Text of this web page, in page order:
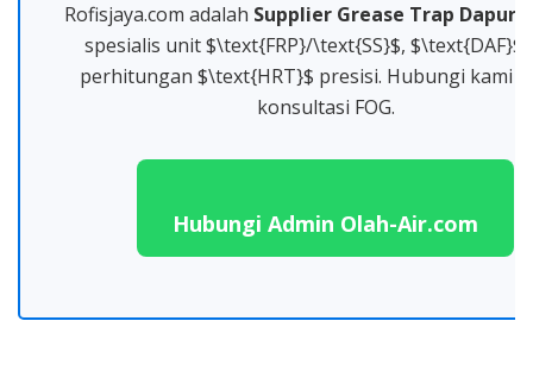
Rofisjaya.com adalah Supplier Grease Trap Dapur
spesialis unit $\text{FRP}/\text{SS}$, $\text{DAF}$,
perhitungan $\text{HRT}$ presisi. Hubungi kami
konsultasi FOG.
Hubungi Admin Olah-Air.com